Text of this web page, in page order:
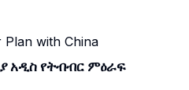
አዲስ የትብብር ምዕራፍ